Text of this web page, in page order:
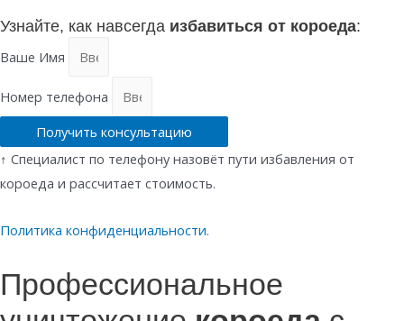
Узнайте, как навсегда избавиться от короеда:
Ваше Имя
Номер телефона
Получить консультацию
↑ Специалист по телефону назовёт пути избавления от
короеда и рассчитает стоимость.
Политика конфиденциальности.
Профессиональное